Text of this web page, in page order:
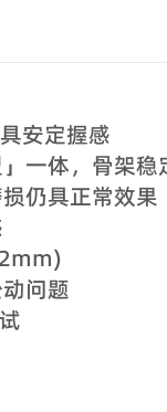
安定握感
一体，骨架稳
仍具正常效果
问题